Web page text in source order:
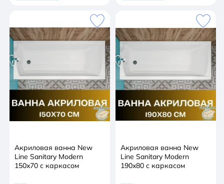
Акриловая ванна New
Line Sanitary Modern
150x70 с каркасом
Акриловая ванна New
Line Sanitary Modern
190x80 с каркасом